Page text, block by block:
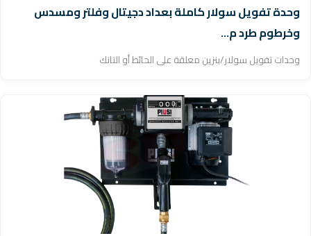
وحدة تفويل سولار كاملة بعداد دجيتال وفلتر ومسدس
وخرطوم طرد م...
وحدات تفويل سولار/بنزين معلقة على الحائط أو التانك